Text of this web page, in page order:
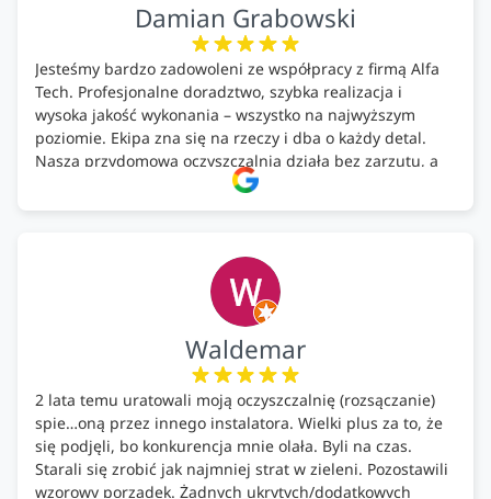
Damian Grabowski
Jesteśmy bardzo zadowoleni ze współpracy z firmą Alfa
Tech. Profesjonalne doradztwo, szybka realizacja i
wysoka jakość wykonania – wszystko na najwyższym
poziomie. Ekipa zna się na rzeczy i dba o każdy detal.
Nasza przydomowa oczyszczalnia działa bez zarzutu, a
całość została wykonana zgodnie z terminem i
ustaleniami. Z czystym sumieniem polecamy Alfa Tech
ekologicznych rozwiązań!🍀
Waldemar
2 lata temu uratowali moją oczyszczalnię (rozsączanie)
spie…oną przez innego instalatora. Wielki plus za to, że
się podjęli, bo konkurencja mnie olała. Byli na czas.
Starali się zrobić jak najmniej strat w zieleni. Pozostawili
wzorowy porządek. Żadnych ukrytych/dodatkowych